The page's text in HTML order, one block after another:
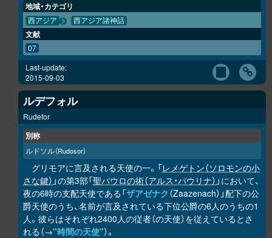
地域・カテゴリ
西アジア 西アジア諸神話
文献
07
Last-update:
2015-09-03
ルデフォル
Rudefor
別称
ルドソル（Rudosor）
グリモアに言及される天使の一。「レメゲトン（ソロモンの小
さな鍵） 」の第3部「聖パウロの術（アルス・パウリナ） 」において、
夜の6時の支配天使である「ザアゼナク （Zaazenach）」配下の公
爵天使のうち、名前が言及されている下位公爵の6人のうちの1
人。彼らはそれぞれ2400人の従者（の天使）を従えているとさ
れる（→"時間の天使"）。